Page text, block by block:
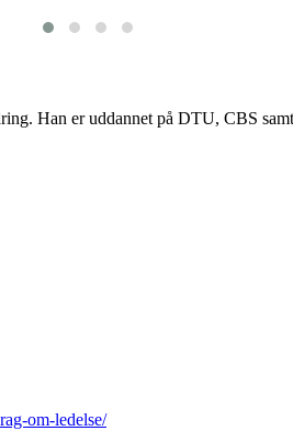
Han er uddannet på DTU, CBS
om-ledelse/